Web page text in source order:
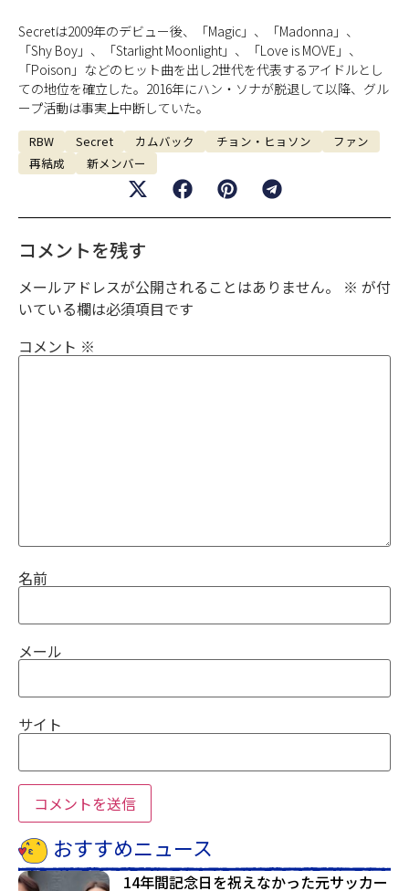
Secretは2009年のデビュー後、「Magic」、「Madonna」、
「Shy Boy」、「Starlight Moonlight」、「Love is MOVE」、
「Poison」などのヒット曲を出し2世代を代表するアイドルとし
ての地位を確立した。2016年にハン・ソナが脱退して以降、グル
ープ活動は事実上中断していた。
RBW Secret カムバック チョン・ヒョソン
ファン
再結成
新メンバー
コメントを残す
メールアドレスが公開されることはありません。 ※ が付
いている欄は必須項目です
コメント ※
名前
メール
サイト
おすすめニュース
14年間記念日を祝えなかった元サッカー